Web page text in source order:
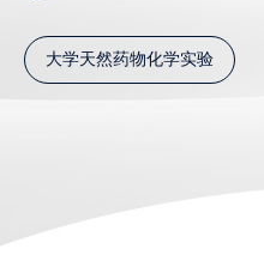
大学天然药物化学实验